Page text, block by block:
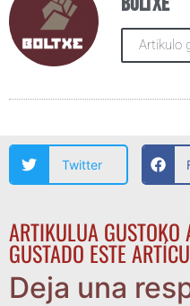
Artikulo
Twitter
ARTIKULUA
GUSTADO ESTE
Deja una